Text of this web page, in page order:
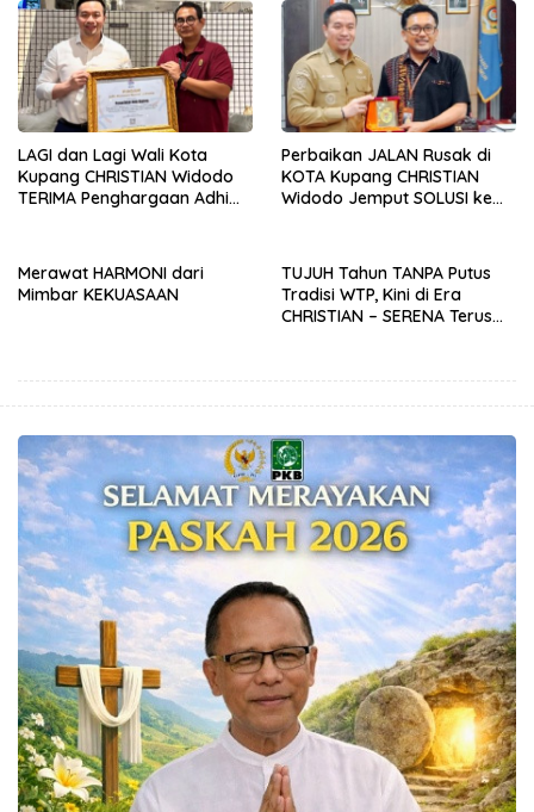
LAGI dan Lagi Wali Kota
Kupang CHRISTIAN Widodo
TERIMA Penghargaan Adhi
Perbaikan JALAN Rusak di
KOTA Kupang CHRISTIAN
Widodo Jemput SOLUSI ke
Merawat HARMONI dari
Mimbar KEKUASAAN
TUJUH Tahun TANPA Putus
Tradisi WTP, Kini di Era
CHRISTIAN – SERENA Terus